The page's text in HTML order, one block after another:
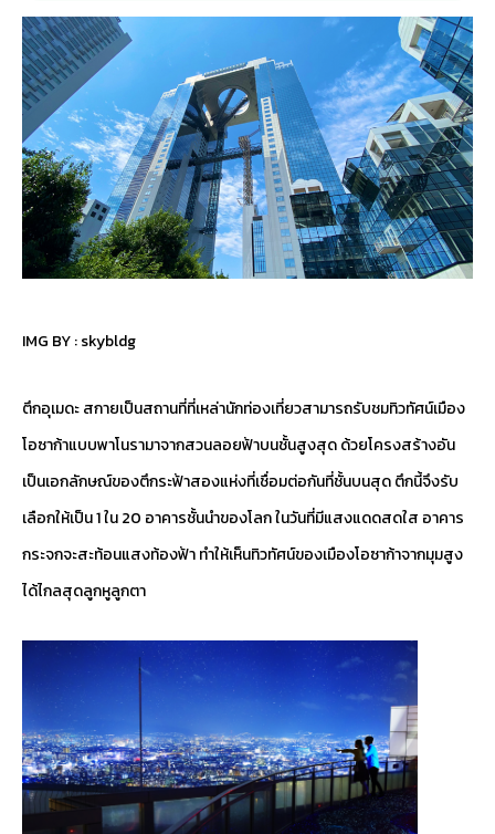
IMG BY :skybldg
ตึกอุเมดะ สกายเป็นสถานที่ที่เหล่านักท่องเที่ยวสามารถรับชมทิวทัศน์เมือง
โอซาก้าแบบพาโนรามาจากสวนลอยฟ้าบนชั้นสูงสุด ด้วยโครงสร้างอัน
เป็นเอกลักษณ์ของตึกระฟ้าสองแห่งที่เชื่อมต่อกันที่ชั้นบนสุด ตึกนี้จึงรับ
เลือกให้เป็น 1 ใน 20 อาคารชั้นนำของโลก ในวันที่มีแสงแดดสดใส อาคาร
กระจกจะสะท้อนแสงท้องฟ้า ทำให้เห็นทิวทัศน์ของเมืองโอซาก้าจากมุมสูง
ได้ไกลสุดลูกหูลูกตา